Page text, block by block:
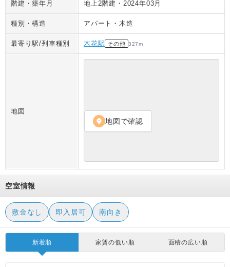
階建・築年月 地上2階建 ・ 2024年03月
種別・構造 アパート ・ 木造
最寄り駅/列車種別 木花駅 その他 327m
地図
location_on 地図で確認
空室情報
敷金なし 即入居可 南向き
新着順 家賃の低い順 面積の広い順